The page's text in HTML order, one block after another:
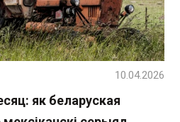
як беларуская
10.04.2026